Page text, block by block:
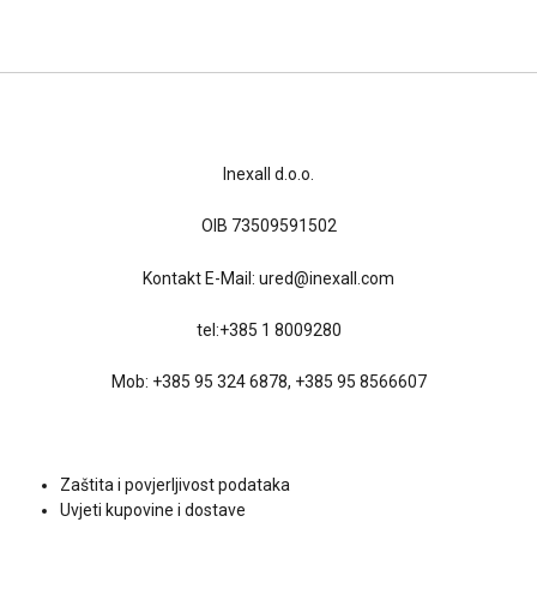
Inexall d.o.o.
OIB 73509591502
Kontakt E-Mail: ured@inexall.com
tel:+385 1 8009280
Mob: +385 95 324 6878, +385 95 8566607
Zaštita i povjerljivost podataka
Uvjeti kupovine i dostave